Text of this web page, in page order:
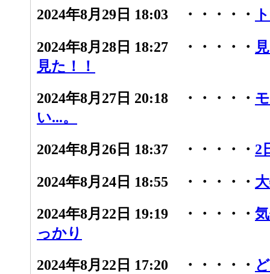
2024年8月29日 18:03 ・・・・・
2024年8月28日 18:27 ・・・・・
見た！！
2024年8月27日 20:18 ・・・・・
い...。
2024年8月26日 18:37 ・・・・・ 2
2024年8月24日 18:55 ・・・・・
2024年8月22日 19:19 ・・・・・
っかり
2024年8月22日 17:20 ・・・・・